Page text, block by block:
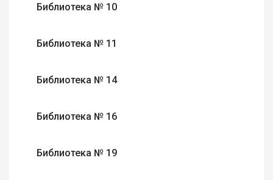
Библиотека № 10
Библиотека № 11
Библиотека № 14
Библиотека № 16
Библиотека № 19